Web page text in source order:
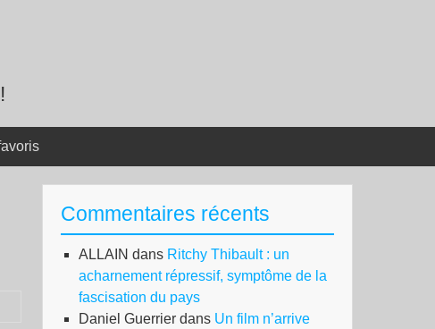
Commentaires récents
ALLAIN dans Ritchy Thibault : un
acharnement répressif, symptôme de la
fascisation du pays
Daniel Guerrier dans Un film n’arrive